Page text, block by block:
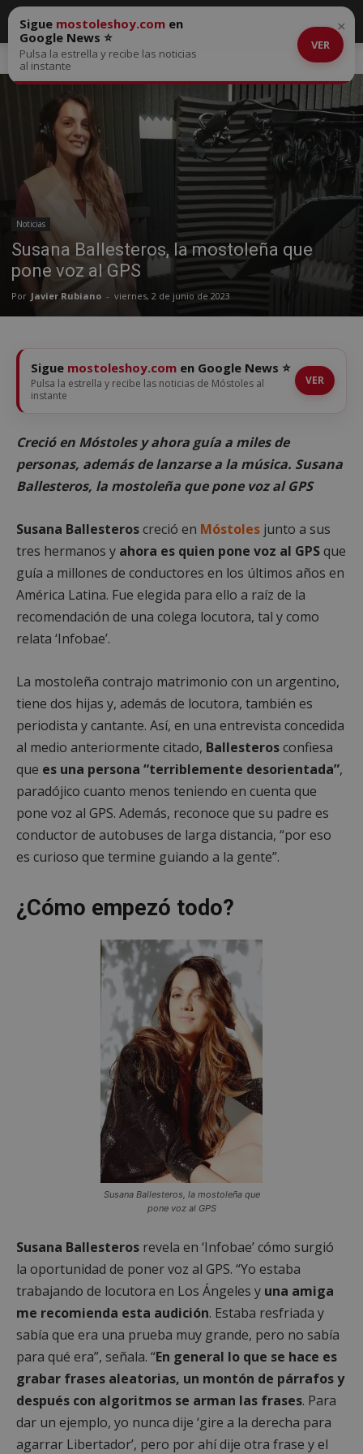
Inicio Noticias
Noticias
Susana Ballesteros, la mostoleña que
pone voz al GPS
Por Javier Rubiano - viernes, 2 de junio de 2023
Sigue mostoleshoy.com en
Google News ⭐
Pulsa la estrella y recibe las noticias
al instante
VER
×
Sigue mostoleshoy.com en Google News ⭐
Pulsa la estrella y recibe las noticias de Móstoles al
instante
VER
Creció en Móstoles y ahora guía a miles de
personas, además de lanzarse a la música. Susana
Ballesteros, la mostoleña que pone voz al GPS
Susana Ballesteroscreció en Móstoles junto a sus
tres hermanos y ahora es quien pone voz al GPSque
guía a millones de conductores en los últimos años en
América Latina. Fue elegida para ello a raíz de la
recomendación de una colega locutora, tal y como
relata ‘Infobae’.
La mostoleña contrajo matrimonio con un argentino,
tiene dos hijas y, además de locutora, también es
periodista y cantante. Así, en una entrevista concedida
al medio anteriormente citado, Ballesterosconfiesa
que es una persona “terriblemente desorientada”,
paradójico cuanto menos teniendo en cuenta que
pone voz al GPS. Además, reconoce que su padre es
conductor de autobuses de larga distancia, “por eso
es curioso que termine guiando a la gente”.
¿Cómo empezó todo?
Susana Ballesteros, la mostoleña que
pone voz al GPS
Susana Ballesteros revela en ‘Infobae’ cómo surgió
la oportunidad de poner voz al GPS. “Yo estaba
trabajando de locutora en Los Ángeles y una amiga
me recomienda esta audición. Estaba resfriada y
sabía que era una prueba muy grande, pero no sabía
para qué era”, señala. “En general lo que se hace es
grabar frases aleatorias, un montón de párrafos y
después con algoritmos se arman las frases. Para
dar un ejemplo, yo nunca dije ‘gire a la derecha para
agarrar Libertador’, pero por ahí dije otra frase y el